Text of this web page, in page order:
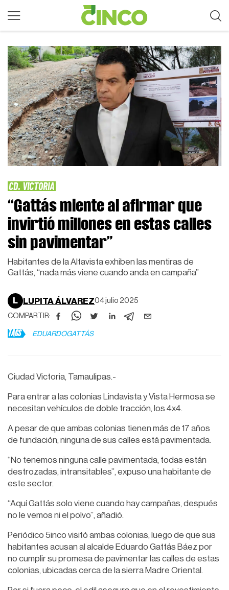
CD. VICTORIA
“Gattás miente al afirmar que
invirtió millones en estas calles
sin pavimentar”
Habitantes de la Altavista exhiben las mentiras de
Gattás, “nada más viene cuando anda en campaña”
L LUPITA ÁLVAREZ04 julio 2025
COMPARTIR:
TAGS EDUARDOGATTÁS
Ciudad Victoria, Tamaulipas.-
Para entrar a las colonias Lindavista y Vista Hermosa se
necesitan vehículos de doble tracción, los 4x4.
A pesar de que ambas colonias tienen más de 17 años
de fundación, ninguna de sus calles está pavimentada.
“No tenemos ninguna calle pavimentada, todas están
destrozadas, intransitables”, expuso una habitante de
este sector.
“Aquí Gattás solo viene cuando hay campañas, después
no le vemos ni el polvo”, añadió.
Periódico 5inco visitó ambas colonias, luego de que sus
habitantes acusan al alcalde Eduardo Gattás Báez por
no cumplir su promesa de pavimentar las calles de estas
colonias, ubicadas cerca de la sierra Madre Oriental.